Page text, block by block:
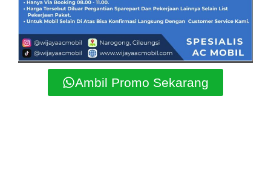
Ambil Promo Sekarang